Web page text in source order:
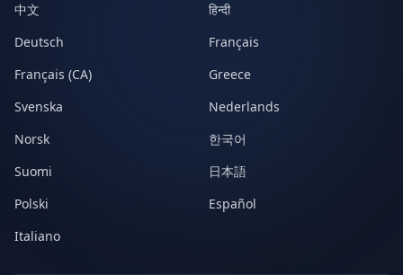
中文
हिन्दी
Deutsch
Français
Français (CA)
Greece
Svenska
Nederlands
Norsk
한국어
Suomi
日本語
Polski
Español
Italiano